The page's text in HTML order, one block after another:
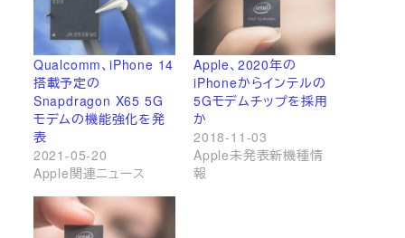
Qualcomm、iPhone 14
搭載予定の
Snapdragon X65 5G
モデムの機能強化を発
表
2021-05-20
Apple関連ニュース
Apple、2020年の
iPhoneからインテルの
5Gモデムチップを採用
か
2018-11-03
Apple未発表新機種情
報